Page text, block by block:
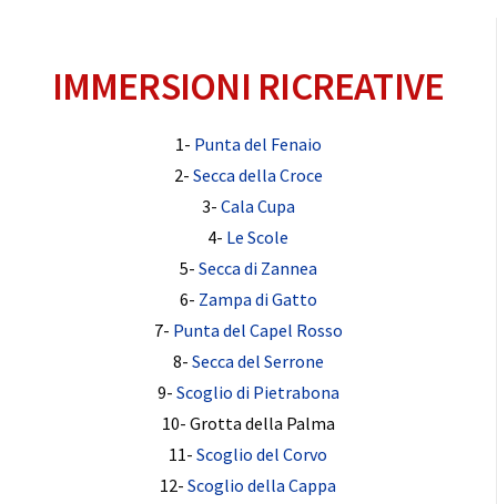
IMMERSIONI RICREATIVE
1- Punta del Fenaio
2- Secca della Croce
3- Cala Cupa
4- Le Scole
5- Secca di Zannea
6- Zampa di Gatto
7- Punta del Capel Rosso
8- Secca del Serrone
9- Scoglio di Pietrabona
10- Grotta della Palma
11- Scoglio del Corvo
12- Scoglio della Cappa